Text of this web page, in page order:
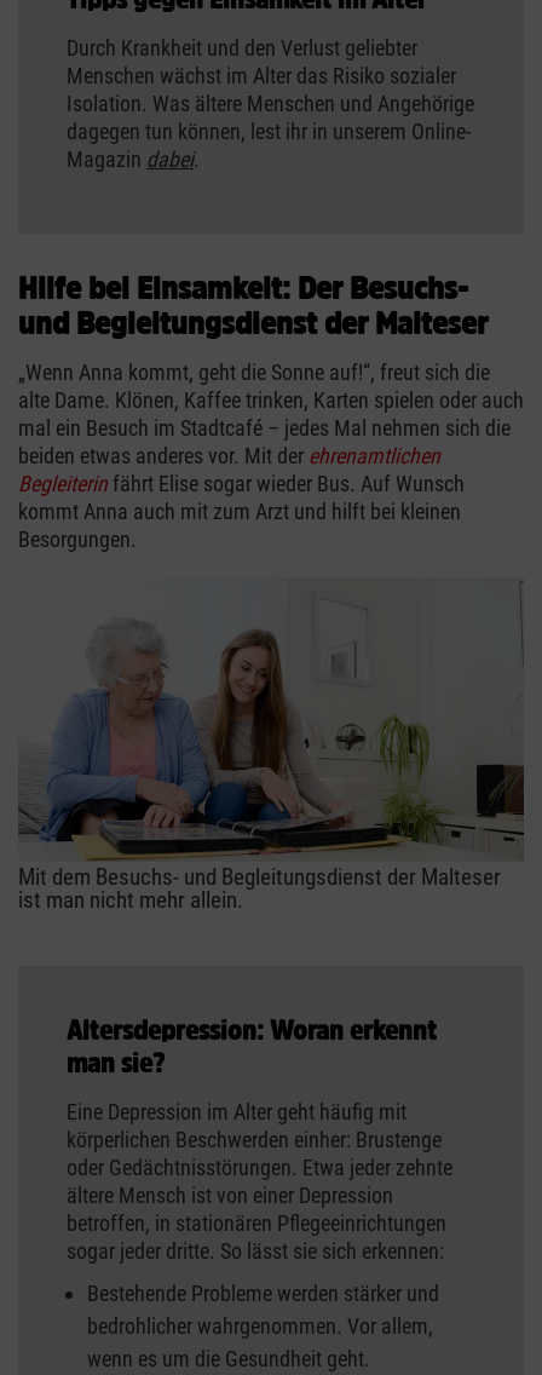
Durch Krankheit und den Verlust geliebter
Menschen wächst im Alter das Risiko sozialer
Isolation. Was ältere Menschen und Angehörige
dagegen tun können, lest ihr in unserem Online-
Magazin dabei.
Hilfe bei Einsamkeit: Der Besuchs-
und Begleitungsdienst der Malteser
„Wenn Anna kommt, geht die Sonne auf!“, freut sich die
alte Dame. Klönen, Kaffee trinken, Karten spielen oder auch
mal ein Besuch im Stadtcafé – jedes Mal nehmen sich die
beiden etwas anderes vor. Mit der ehrenamtlichen
Begleiterinfährt Elise sogar wieder Bus. Auf Wunsch
kommt Anna auch mit zum Arzt und hilft bei kleinen
Besorgungen.
Mit dem Besuchs- und Begleitungsdienst der Malteser
ist man nicht mehr allein.
Altersdepression: Woran erkennt
man sie?
Eine Depression im Alter geht häufig mit
körperlichen Beschwerden einher: Brustenge
oder Gedächtnisstörungen. Etwa jeder zehnte
ältere Mensch ist von einer Depression
betroffen, in stationären Pflegeeinrichtungen
sogar jeder dritte. So lässt sie sich erkennen:
Bestehende Probleme werden stärker und
bedrohlicher wahrgenommen. Vor allem,
wenn es um die Gesundheit geht.